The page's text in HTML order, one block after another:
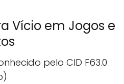
Vício em Jogos e
pelo CID F63.0